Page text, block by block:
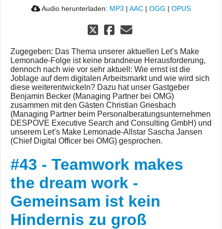
Audio herunterladen: MP3 | AAC | OGG | OPUS
Zugegeben: Das Thema unserer aktuellen Let’s Make
Lemonade-Folge ist keine brandneue Herausforderung,
dennoch nach wie vor sehr aktuell: Wie ernst ist die
Joblage auf dem digitalen Arbeitsmarkt und wie wird sich
diese weiterentwickeln? Dazu hat unser Gastgeber
Benjamin Becker (Managing Partner bei OMG)
zusammen mit den Gästen Christian Griesbach
(Managing Partner beim Personalberatungsunternehmen
DESPOVE Executive Search and Consulting GmbH) und
unserem Let’s Make Lemonade-Allstar Sascha Jansen
(Chief Digital Officer bei OMG) gesprochen.
#43 - Teamwork makes
the dream work -
Gemeinsam ist kein
Hindernis zu groß